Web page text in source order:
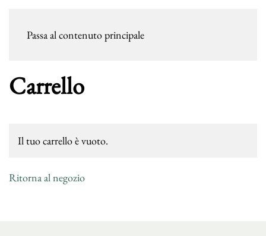
Passa al contenuto principale
Carrello
Il tuo carrello è vuoto.
Ritorna al negozio